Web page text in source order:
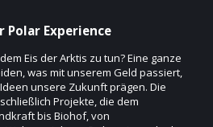
Polar Experience
Eis der Arktis zu tun? Eine ganze
was mit unserem Geld passiert,
unsere Zukunft prägen. Die
Projekte, die dem
bis Biohof, von